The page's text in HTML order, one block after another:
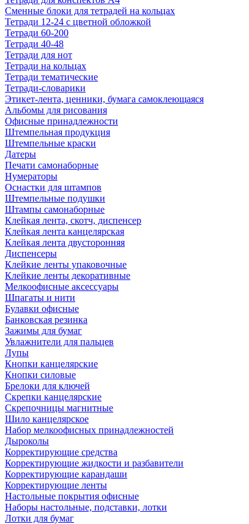
Сменные блоки для тетрадей на кольцах
Тетради 12-24 с цветной обложкой
Тетради 60-200
Тетради 40-48
Тетради для нот
Тетради на кольцах
Тетради тематические
Тетради-словарики
Этикет-лента, ценники, бумага самоклеющаяся
Альбомы для рисования
Офисные принадлежности
Штемпельная продукция
Штемпельные краски
Датеры
Печати самонаборные
Нумераторы
Оснастки для штампов
Штемпельные подушки
Штампы самонаборные
Клейкая лента, скотч, диспенсер
Клейкая лента канцелярская
Клейкая лента двусторонняя
Диспенсеры
Клейкие ленты упаковочные
Клейкие ленты декоративные
Мелкоофисные аксессуары
Шпагаты и нити
Булавки офисные
Банковская резинка
Зажимы для бумаг
Увлажнители для пальцев
Лупы
Кнопки канцелярские
Кнопки силовые
Брелоки для ключей
Скрепки канцелярские
Скрепочницы магнитные
Шило канцелярское
Набор мелкоофисных принадлежностей
Дыроколы
Корректирующие средства
Корректирующие жидкости и разбавители
Корректирующие карандаши
Корректирующие ленты
Настольные покрытия офисные
Наборы настольные, подставки, лотки
Лотки для бумаг